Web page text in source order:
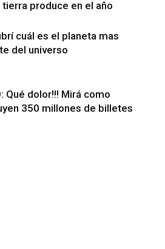
tierra produce en el año
cuál es el planeta mas
del universo
Qué dolor!!! Mirá como
350 millones de billetes